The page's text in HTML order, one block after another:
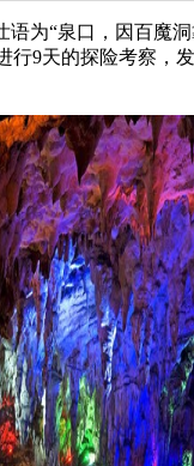
“泉口，因百魔
9天的探险考察